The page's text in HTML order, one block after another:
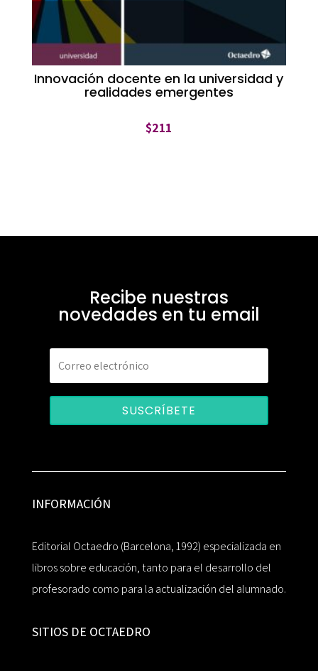
Innovación docente en la universidad y
realidades emergentes
$211
Recibe nuestras
novedades en tu email
SUSCRÍBETE
INFORMACIÓN
Editorial Octaedro (Barcelona, 1992) especializada en
libros sobre educación, tanto para el desarrollo del
profesorado como para la actualización del alumnado.
SITIOS DE OCTAEDRO